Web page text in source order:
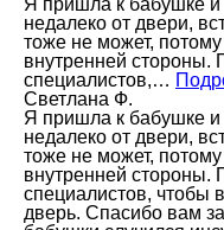
недалеко от двери,
тоже не может,
внутренней стороны.
специалистов,…
Светлана Ф.
Я пришла к бабушке и
недалеко от двери,
тоже не может,
внутренней стороны.
специалистов, чтобы
дверь. Спасибо вам